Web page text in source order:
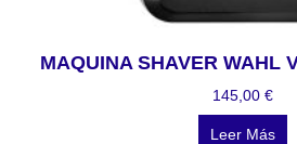
MAQUINA SHAVER WAHL
145,00 €
Leer Más